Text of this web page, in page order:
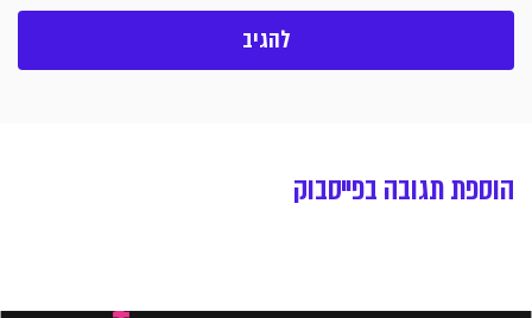
הוספת תגובה בפייסבוק